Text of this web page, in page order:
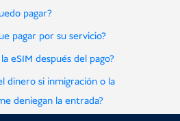
pagar?
pagar por su servicio?
eSIM después del pago?
dinero si inmigración o la
deniegan la entrada?